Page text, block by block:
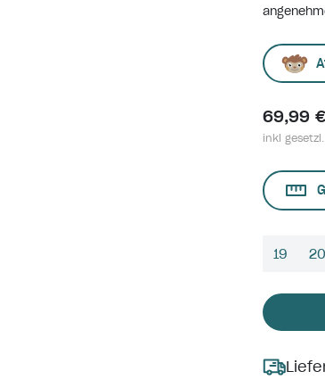
69,99 €
inkl
19 20